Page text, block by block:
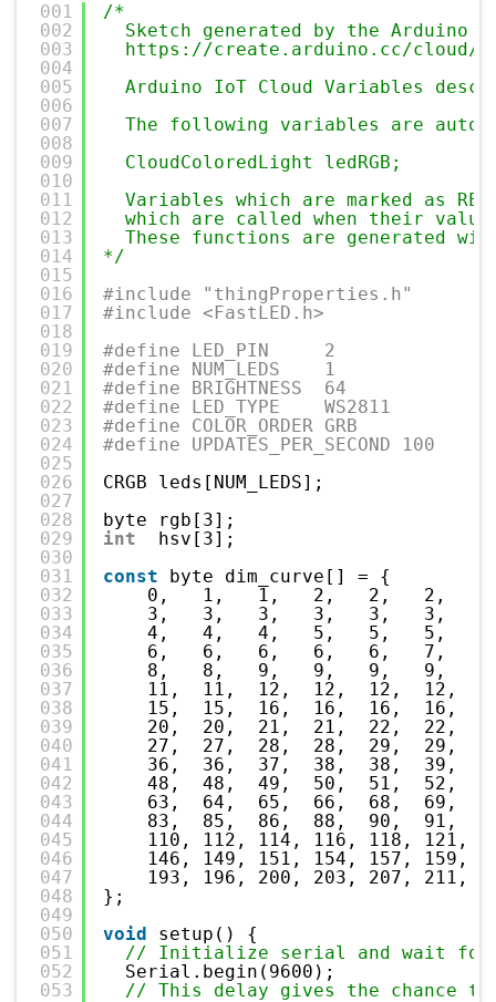
001
002
003
004
005
006
007
008
009
010
011
012
013
014
015
016
017
018
019
020
021
022
023
024
025
026
027
028
029
030
031
032
033
034
035
036
037
038
039
040
041
042
043
044
045
046
047
048
049
050
051
052
053
/*
Sketch generated by the Arduino
https://create.arduino.cc/cloud/
Arduino IoT Cloud Variables
The following variables are
CloudColoredLight ledRGB;
Variables which are marked as
which are called when their
These functions are generated
*/
#include "thingProperties.h"
#include <FastLED.h>
#define LED_PIN     2
#define NUM_LEDS    1
#define BRIGHTNESS  64
#define LED_TYPE    WS2811
#define COLOR_ORDER GRB
#define UPDATES_PER_SECOND 100
CRGB leds[NUM_LEDS];
byte rgb[3];
int
hsv[3];
const
byte dim_curve[] = {
0,   1,   1,   2,   2,   2,
3,   3,   3,   3,   3,   3,
4,   4,   4,   5,   5,   5,
6,   6,   6,   6,   6,   7,
8,   8,   9,   9,   9,   9,
11,  11,  12,  12,  12,  12,
15,  15,  16,  16,  16,  16,
20,  20,  21,  21,  22,  22,
27,  27,  28,  28,  29,  29,
36,  36,  37,  38,  38,  39,
48,  48,  49,  50,  51,  52,
63,  64,  65,  66,  68,  69,
83,  85,  86,  88,  90,  91,
110, 112, 114, 116, 118, 121,
146, 149, 151, 154, 157, 159,
193, 196, 200, 203, 207, 211,
};
void
setup() {
// Initialize serial and wait for
Serial.begin(9600);
// This delay gives the chance